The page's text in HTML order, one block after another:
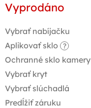
cena:
Vyprodáno
Vybrať nabíjačku
Aplikovať sklo
?
Ochranné sklo kamery
Vybrať kryt
Vybrať slúchadlá
Predĺžiť záruku